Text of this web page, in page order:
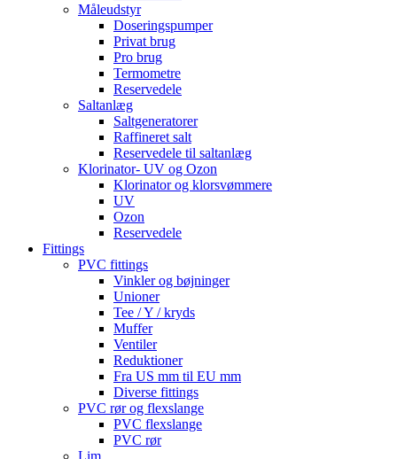
Måleudstyr
Doseringspumper
Privat brug
Pro brug
Termometre
Reservedele
Saltanlæg
Saltgeneratorer
Raffineret salt
Reservedele til saltanlæg
Klorinator- UV og Ozon
Klorinator og klorsvømmere
UV
Ozon
Reservedele
Fittings
PVC fittings
Vinkler og bøjninger
Unioner
Tee / Y / kryds
Muffer
Ventiler
Reduktioner
Fra US mm til EU mm
Diverse fittings
PVC rør og flexslange
PVC flexslange
PVC rør
Lim